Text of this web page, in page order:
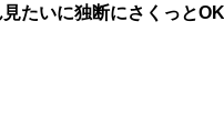
たいに独断にさくっと